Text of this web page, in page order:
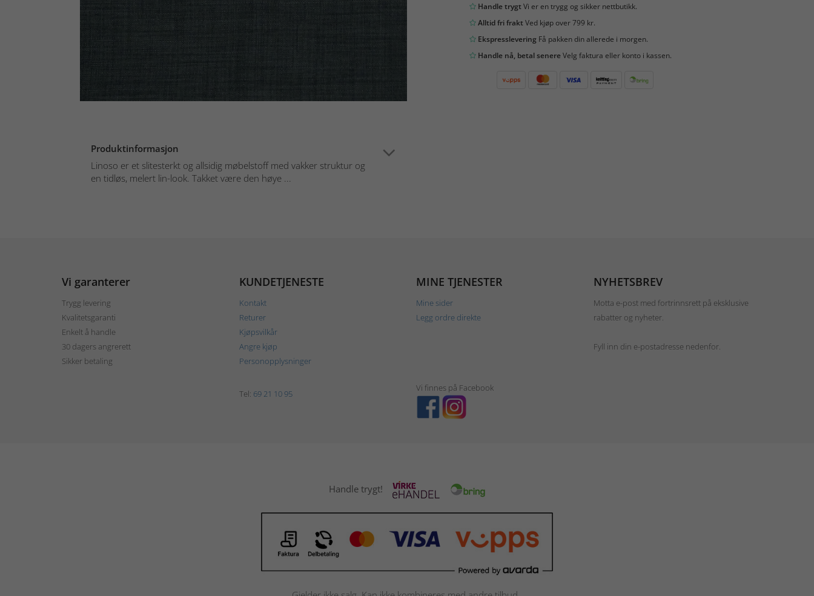
Produktinformasjon
Linoso er et slitesterkt og allsidig møbelstoff med vakker struktur og
en tidløs, melert lin-look. Takket være den høye ...
Handle trygtVi er en trygg og sikker nettbutikk.
Alltid fri fraktVed kjøp over 799 kr.
EkspressleveringFå pakken din allerede i morgen.
Handle nå, betal senereVelg faktura eller konto i kassen.
Vi garanterer
Trygg levering
Kvalitetsgaranti
Enkelt å handle
30 dagers angrerett
Sikker betaling
KUNDETJENESTE
Kontakt
Returer
Kjøpsvilkår
Angre kjøp
Personopplysninger
MINE TJENESTER
Mine sider
Legg ordre direkte
NYHETSBREV
Motta e-post med fortrinnsrett på eksklusive
rabatter og nyheter.
Fyll inn din e-postadresse nedenfor.
Tel: 69 21 10 95
Vi finnes på Facebook
Handle trygt!